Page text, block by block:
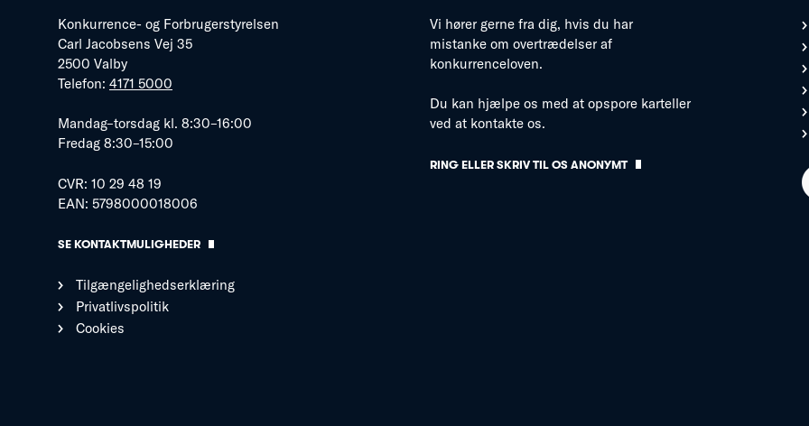
Konkurrence- og Forbrugerstyrelsen
Carl Jacobsens Vej 35
2500 Valby
Telefon: 4171 5000
Mandag–torsdag kl. 8:30–16:00
Fredag 8:30–15:00
CVR: 10 29 48 19
EAN: 5798000018006
SE KONTAKTMULIGHEDER
Tilgængelighedserklæring
Privatlivspolitik
Cookies
Vi hører gerne fra dig, hvis du har
mistanke om overtrædelser af
konkurrenceloven.
Du kan hjælpe os med at opspore karteller
ved at kontakte os.
RING ELLER SKRIV TIL OS ANONYMT